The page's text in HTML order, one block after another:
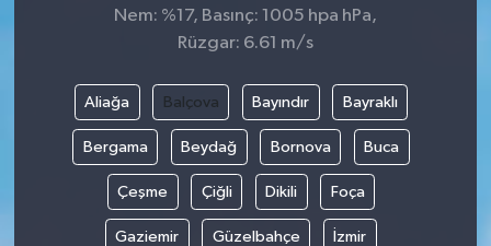
Nem: %17, Basınç: 1005 hpa hPa,
Rüzgar: 6.61 m/s
Aliağa Balçova Bayındır Bayraklı
Bergama Beydağ Bornova Buca
Çeşme Çiğli Dikili Foça
Gaziemir Güzelbahçe İzmir
Yaşam
Yurttan